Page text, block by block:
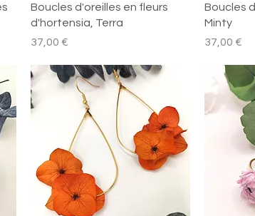
Aperçu rapide
Boucles d'oreilles en fleurs
d'hortensia, Terra
Prix
37,00 €
Boucles
Minty
Prix
37,00 €